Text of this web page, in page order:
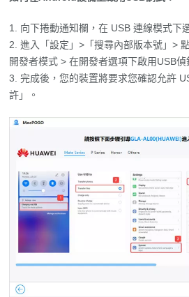
向下捲動通知欄，在 USB 連線模式下
進入「設定」>「搜尋內部版本號」>
開發者模式 > 在開發者選項下啟用USB偵
完成後，您的裝置將要求您確認允許
許」。